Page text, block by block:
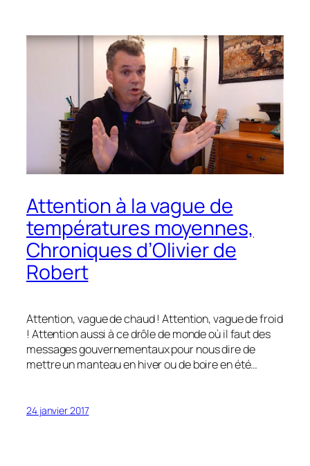
Attention à la vague de
températures moyennes,
Chroniques d’Olivier de
Robert
Attention, vague de chaud ! Attention, vague de froid
! Attention aussi à ce drôle de monde où il faut des
messages gouvernementaux pour nous dire de
mettre un manteau en hiver ou de boire en été…
24 janvier 2017